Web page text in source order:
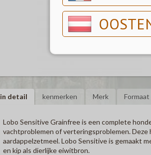
in detail kenmerken Merk Formaat
Lobo Sensitive Grainfreeis een complete
vachtproblemen of verteringsproblemen. Deze
aardappelzetmeel. Lobo Sensitive is gemaakt
en kip als dierlijke eiwitbron.